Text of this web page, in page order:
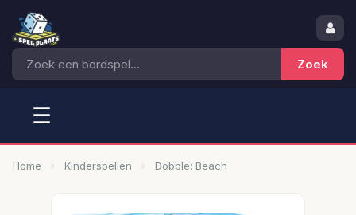
☰
Home Kinderspellen Dobble: Beach